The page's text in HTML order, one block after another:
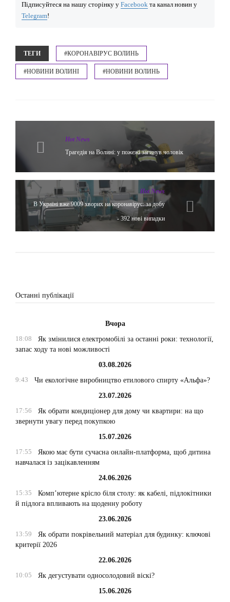
Підписуйтеся на нашу сторінку у Facebook та канал новин у
Telegram!
ТЕГИ #КОРОНАВІРУС ВОЛИНЬ
#НОВИНИ ВОЛИНІ #НОВИНИ ВОЛИНЬ
Hot News
Трагедія на Волині: у пожежі загинув чоловік
Hot News
В Україні вже 9009 хворих на коронавірус: за добу
- 392 нові випадки
Останні публікації
Вчора
18:08
Як змінилися електромобілі за останні роки: технології,
запас ходу та нові можливості
03.08.2026
9:43
Чи екологічне виробництво етилового спирту «Альфа»?
23.07.2026
17:56
Як обрати кондиціонер для дому чи квартири: на що
звернути увагу перед покупкою
15.07.2026
17:55
Якою має бути сучасна онлайн-платформа, щоб дитина
навчалася із зацікавленням
24.06.2026
15:35
Комп’ютерне крісло біля столу: як кабелі, підлокітники
й підлога впливають на щоденну роботу
23.06.2026
13:59
Як обрати покрівельний матеріал для будинку: ключові
критерії 2026
22.06.2026
10:05
Як дегустувати односолодовий віскі?
15.06.2026